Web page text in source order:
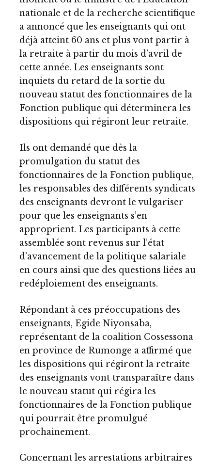
nationale et de la recherche scientifique
a annoncé que les enseignants qui ont
déjà atteint 60 ans et plus vont partir à
la retraite à partir du mois d’avril de
cette année. Les enseignants sont
inquiets du retard de la sortie du
nouveau statut des fonctionnaires de la
Fonction publique qui déterminera les
dispositions qui régiront leur retraite.
Ils ont demandé que dès la
promulgation du statut des
fonctionnaires de la Fonction publique,
les responsables des différents syndicats
des enseignants devront le vulgariser
pour que les enseignants s’en
approprient. Les participants à cette
assemblée sont revenus sur l’état
d’avancement de la politique salariale
en cours ainsi que des questions liées au
redéploiement des enseignants.
Répondant à ces préoccupations des
enseignants, Egide Niyonsaba,
représentant de la coalition Cossessona
en province de Rumonge a affirmé que
les dispositions qui régiront la retraite
des enseignants vont transparaître dans
le nouveau statut qui régira les
fonctionnaires de la Fonction publique
qui pourrait être promulgué
prochainement.
Concernant les arrestations arbitraires